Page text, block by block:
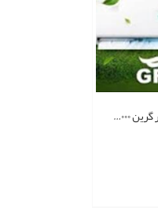
کولر گازی اینورتر گرین 12000 فقط سرد